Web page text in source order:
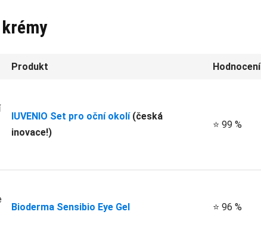
Produkt Hodnocení
IUVENIO Set pro oční okolí (česká
inovace!)
⭐ 99 %
Bioderma Sensibio Eye Gel ⭐ 96 %